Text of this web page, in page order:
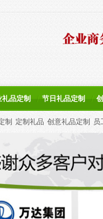
礼品定制 节日礼品定制
制 定制礼品 创意礼品定制 员